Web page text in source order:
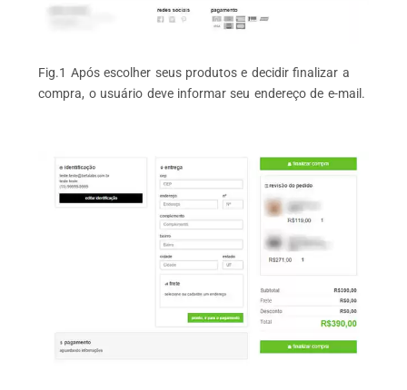
Fig.1 Após escolher seus produtos e decidir finalizar a
compra, o usuário deve informar seu endereço de e-mail.